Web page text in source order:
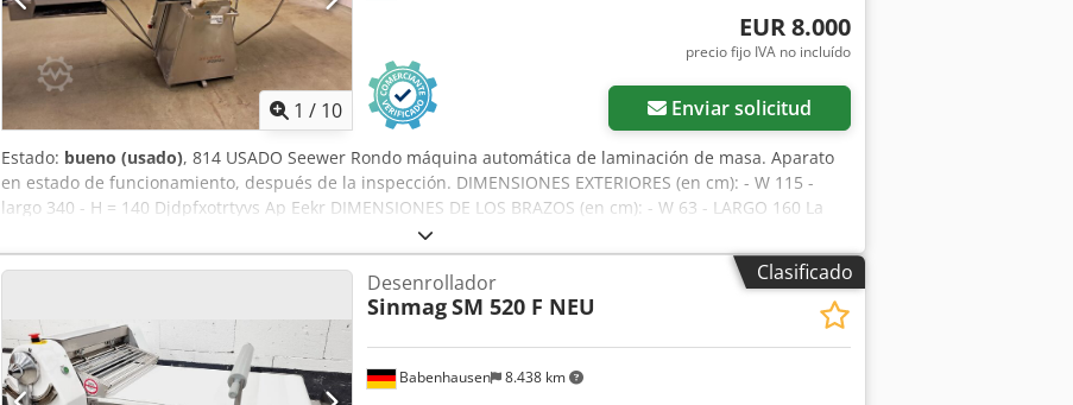
1 / 10
EUR 8.000
precio fijo IVA no incluído
Enviar solicitud
Estado: bueno (usado), 814 USADO Seewer Rondo máquina automática de laminación de masa. Aparato
en estado de funcionamiento, después de la inspección. DIMENSIONES EXTERIORES (en cm): - W 115 -
largo 340 - H = 140 Djdpfxotrtyvs Ap Eekr DIMENSIONES DE LOS BRAZOS (en cm): - W 63 - LARGO 160 La
máquina, lista para ver, se encuentra en nuestro almacén (36-068 Bachórz, Polonia). Opciones de pago
disponibles: transporte / montaje / puesta en marcha. El precio indicado es neto. HABLAMOS INGLÉS,
Clasificado
Babenhausen 8.438 km
Desenrollador
SinmagSM 520 F NEU